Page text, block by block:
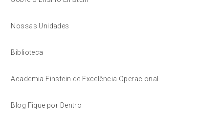
Nossas Unidades
Biblioteca
Academia Einstein de Excelência Operacional
Blog Fique por Dentro